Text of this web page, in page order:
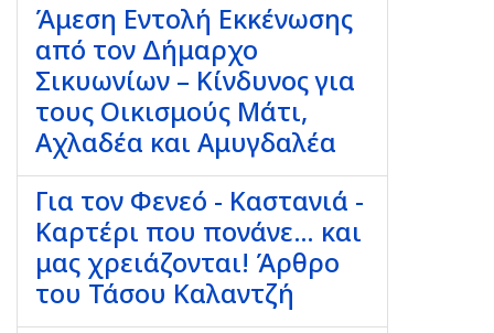
Άμεση Εντολή Εκκένωσης
από τον Δήμαρχο
Σικυωνίων – Κίνδυνος για
τους Οικισμούς Μάτι,
Αχλαδέα και Αμυγδαλέα
Για τον Φενεό - Καστανιά -
Καρτέρι που πονάνε… και
μας χρειάζονται! Άρθρο
του Τάσου Καλαντζή